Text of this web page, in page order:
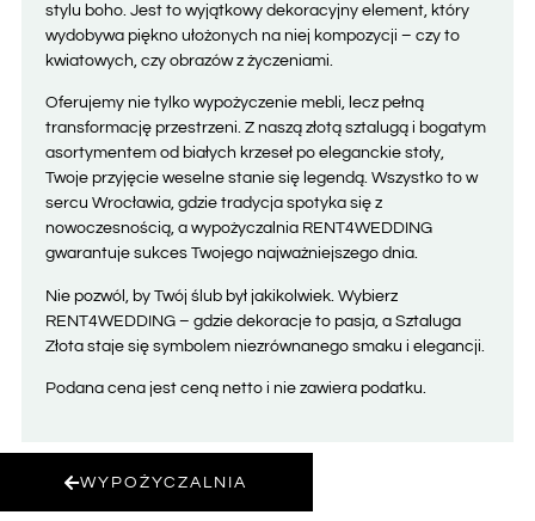
stylu boho. Jest to wyjątkowy dekoracyjny element, który
wydobywa piękno ułożonych na niej kompozycji – czy to
kwiatowych, czy obrazów z życzeniami.
Oferujemy nie tylko wypożyczenie mebli, lecz pełną
transformację przestrzeni. Z naszą złotą sztalugą i bogatym
asortymentem od białych krzeseł po eleganckie stoły,
Twoje przyjęcie weselne stanie się legendą. Wszystko to w
sercu Wrocławia, gdzie tradycja spotyka się z
nowoczesnością, a wypożyczalnia RENT4WEDDING
gwarantuje sukces Twojego najważniejszego dnia.
Nie pozwól, by Twój ślub był jakikolwiek. Wybierz
RENT4WEDDING – gdzie dekoracje to pasja, a Sztaluga
Złota staje się symbolem niezrównanego smaku i elegancji.
Podana cena jest ceną netto i nie zawiera podatku.
WYPOŻYCZALNIA